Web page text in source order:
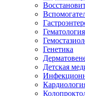
Гематология
Генетика
Детская